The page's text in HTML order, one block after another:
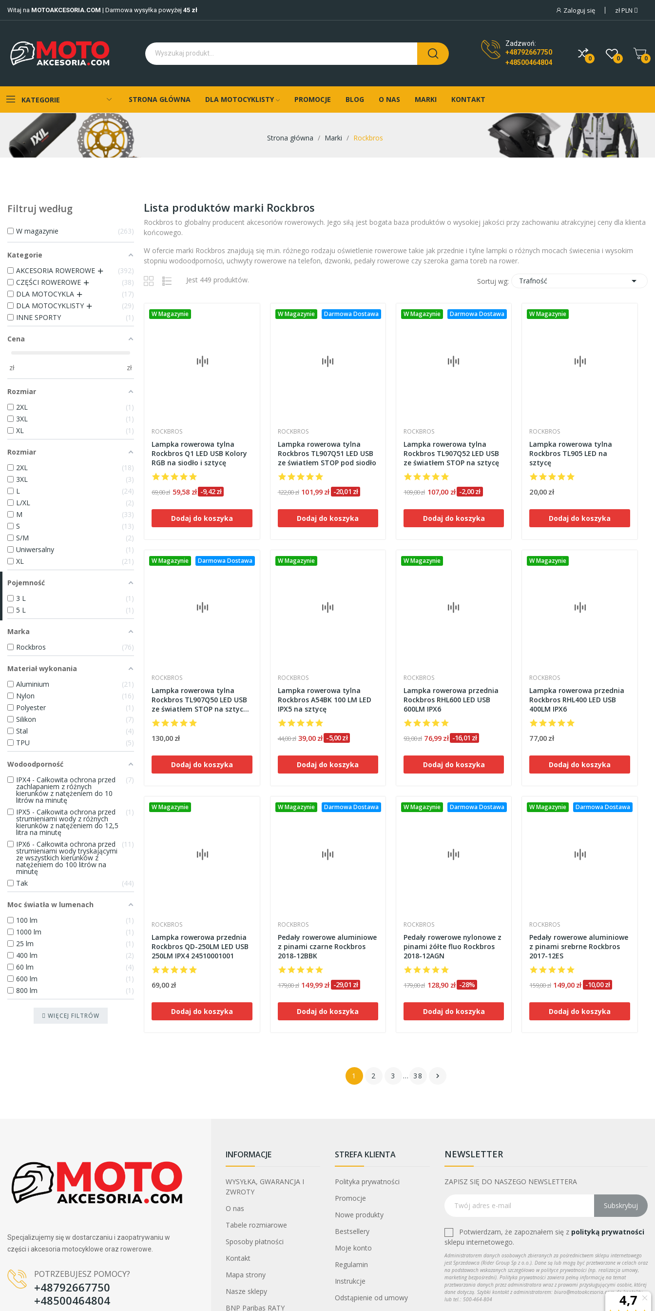
Witaj na MOTOAKCESORIA.COM | Darmowa wysyłka powyżej 45 zł Zaloguj się złPLN
Zadzwoń:
+48792667750
+48500464804
0 0 0
KATEGORIE STRONA GŁÓWNA DLA MOTOCYKLISTY PROMOCJE BLOG O NAS MARKI KONTAKT
Strona główna Marki Rockbros
Filtruj według
W magazynie 263
Kategorie
AKCESORIA ROWEROWE
392
CZĘŚCI ROWEROWE
38
DLA MOTOCYKLA
17
DLA MOTOCYKLISTY
29
INNE SPORTY
1
Cena
zł zł
Rozmiar
2XL
1
3XL
1
XL
1
Rozmiar
2XL
18
3XL
3
L
24
L/XL
2
M
33
S
13
S/M
2
Uniwersalny
1
XL
21
Pojemność
3 L
1
5 L
1
Marka
Rockbros
76
Materiał wykonania
Aluminium
21
Nylon
16
Polyester
1
Silikon
7
Stal
4
TPU
5
Wodoodporność
IPX4 - Całkowita ochrona przed
zachlapaniem z różnych
kierunków z natężeniem do 10
litrów na minutę
7
IPX5 - Całkowita ochrona przed
strumieniami wody z różnych
kierunków z natężeniem do 12,5
litra na minutę
1
IPX6 - Całkowita ochrona przed
strumieniami wody tryskającymi
ze wszystkich kierunków z
natężeniem do 100 litrów na
minutę
11
Tak 44
Moc światła w lumenach
100 lm
1
1000 lm
1
25 lm
1
400 lm
2
60 lm
4
600 lm
1
800 lm
1
WIĘCEJ FILTRÓW
Lista produktów marki Rockbros
Rockbros to globalny producent akcesoriów rowerowych. Jego siłą jest bogata baza produktów o wysokiej jakości przy zachowaniu atrakcyjnej ceny dla klienta
końcowego.
W ofercie marki Rockbros znajdują się m.in. różnego rodzaju oświetlenie rowerowe takie jak przednie i tylne lampki o różnych mocach świecenia i wysokim
stopniu wodoodporności, uchwyty rowerowe na telefon, dzwonki, pedały rowerowe czy szeroka gama toreb na rower.
Jest 449 produktów. Sortuj wg: Trafność 
W Magazynie
ROCKBROS
Lampka rowerowa tylna
Rockbros Q1 LED USB Kolory
RGB na siodło i sztycę
69,00 zł 59,58 zł -9,42 zł
Dodaj do koszyka
W Magazynie Darmowa Dostawa
ROCKBROS
Lampka rowerowa tylna
Rockbros TL907Q51 LED USB
ze światłem STOP pod siodło
122,00 zł 101,99 zł -20,01 zł
Dodaj do koszyka
W Magazynie Darmowa Dostawa
ROCKBROS
Lampka rowerowa tylna
Rockbros TL907Q52 LED USB
ze światłem STOP na sztycę
109,00 zł 107,00 zł -2,00 zł
Dodaj do koszyka
W Magazynie
ROCKBROS
Lampka rowerowa tylna
Rockbros TL905 LED na
sztycę
20,00 zł
Dodaj do koszyka
W Magazynie Darmowa Dostawa
ROCKBROS
Lampka rowerowa tylna
Rockbros TL907Q50 LED USB
ze światłem STOP na sztycę
lub siodło
130,00 zł
Dodaj do koszyka
W Magazynie
ROCKBROS
Lampka rowerowa tylna
Rockbros A54BK 100 LM LED
IPX5 na sztycę
44,00 zł 39,00 zł -5,00 zł
Dodaj do koszyka
W Magazynie
ROCKBROS
Lampka rowerowa przednia
Rockbros RHL600 LED USB
600LM IPX6
93,00 zł 76,99 zł -16,01 zł
Dodaj do koszyka
W Magazynie
ROCKBROS
Lampka rowerowa przednia
Rockbros RHL400 LED USB
400LM IPX6
77,00 zł
Dodaj do koszyka
W Magazynie
ROCKBROS
Lampka rowerowa przednia
Rockbros QD-250LM LED USB
250LM IPX4 24510001001
69,00 zł
Dodaj do koszyka
W Magazynie Darmowa Dostawa
ROCKBROS
Pedały rowerowe aluminiowe
z pinami czarne Rockbros
2018-12BBK
179,00 zł 149,99 zł -29,01 zł
Dodaj do koszyka
W Magazynie Darmowa Dostawa
ROCKBROS
Pedały rowerowe nylonowe z
pinami żółte fluo Rockbros
2018-12AGN
179,00 zł 128,90 zł -28%
Dodaj do koszyka
W Magazynie Darmowa Dostawa
ROCKBROS
Pedały rowerowe aluminiowe
z pinami srebrne Rockbros
2017-12ES
159,00 zł 149,00 zł -10,00 zł
Dodaj do koszyka
1 2 3 … 38 
Specjalizujemy się w dostarczaniu i zaopatrywaniu w
części i akcesoria motocyklowe oraz rowerowe.
POTRZEBUJESZ POMOCY?
+48792667750
+48500464804
INFORMACJE
WYSYŁKA, GWARANCJA I
ZWROTY
O nas
Tabele rozmiarowe
Sposoby płatności
Kontakt
Mapa strony
Nasze sklepy
BNP Paribas RATY
STREFA KLIENTA
Polityka prywatności
Promocje
Nowe produkty
Bestsellery
Moje konto
Regulamin
Instrukcje
Odstąpienie od umowy
NEWSLETTER
ZAPISZ SIĘ DO NASZEGO NEWSLETTERA
Subskrybuj
Potwierdzam, że zapoznałem się z polityką prywatności
sklepu internetowego.
Administratorem danych osobowych zbieranych za pośrednictwem sklepu internetowego
jest Sprzedawca (Rider Group Sp z o.o.). Dane są lub mogą być przetwarzane w celach oraz
na podstawach wskazanych szczegółowo w polityce prywatności (np. realizacja umowy,
marketing bezpośredni). Polityka prywatności zawiera pełną informację na temat
przetwarzania danych przez administratora wraz z prawami przysługującymi osobie, której
dane dotyczą. Szybki kontakt z administratorem: biuro@motoakcesoria.com do kontaktu
lub tel.: 500-464-804